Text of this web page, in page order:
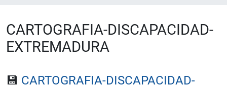
CARTOGRAFIA-DISCAPACIDAD-
EXTREMADURA
💾 CARTOGRAFIA-DISCAPACIDAD-